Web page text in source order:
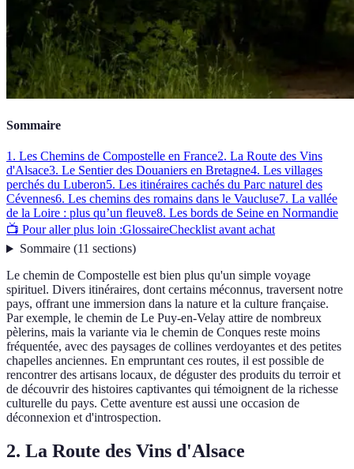
Sommaire
1. Les Chemins de Compostelle en France2. La Route des Vins
d'Alsace3. Le Sentier des Douaniers en Bretagne4. Les villages
perchés du Luberon5. Les itinéraires cachés du Parc naturel des
Cévennes6. Les chemins des romains dans le Vaucluse7. La vallée
de la Loire : plus qu’un fleuve8. Les bords de Seine en Normandie
📺 Pour aller plus loin :GlossaireChecklist avant achat
Sommaire(11 sections)
Le chemin de Compostelle est bien plus qu'un simple voyage
spirituel. Divers itinéraires, dont certains méconnus, traversent notre
pays, offrant une immersion dans la nature et la culture française.
Par exemple, le chemin de Le Puy-en-Velay attire de nombreux
pèlerins, mais la variante via le chemin de Conques reste moins
fréquentée, avec des paysages de collines verdoyantes et des petites
chapelles anciennes. En empruntant ces routes, il est possible de
rencontrer des artisans locaux, de déguster des produits du terroir et
de découvrir des histoires captivantes qui témoignent de la richesse
culturelle du pays. Cette aventure est aussi une occasion de
déconnexion et d'introspection.
2. La Route des Vins d'Alsace